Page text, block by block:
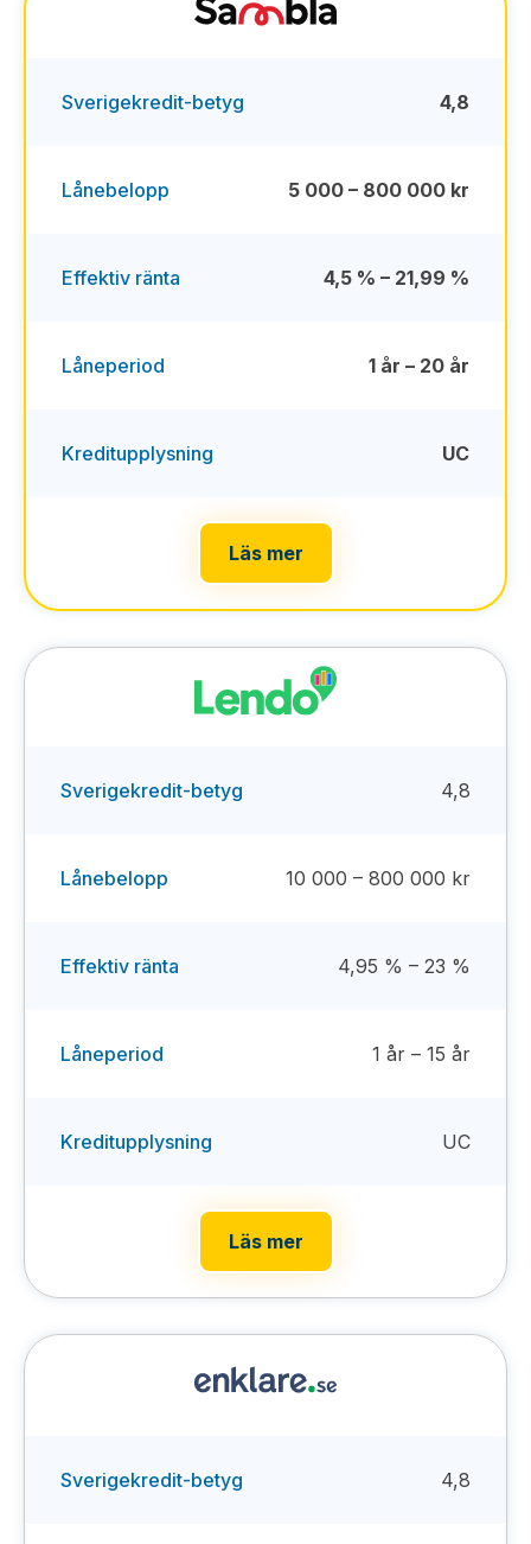
Sverigekredit-betyg 4,8
Lånebelopp 5 000 – 800 000 kr
Effektiv ränta 4,5 % – 21,99 %
Låneperiod 1 år – 20 år
Kreditupplysning UC
Läs mer
Sverigekredit-betyg 4,8
Lånebelopp 10 000 – 800 000 kr
Effektiv ränta 4,95 % – 23 %
Låneperiod 1 år – 15 år
Kreditupplysning UC
Läs mer
Sverigekredit-betyg 4,8